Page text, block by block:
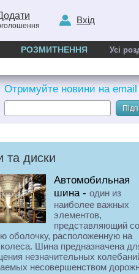
Вхід
РОЗМИТНЕННЯ Усі
Отримуйте новини на email
та диски
Автомобильная
шина - один из
наиболее важных
элементов,
представляющий
оболочку, расположенную на
Шина предназначена
незначительных
несовершенством